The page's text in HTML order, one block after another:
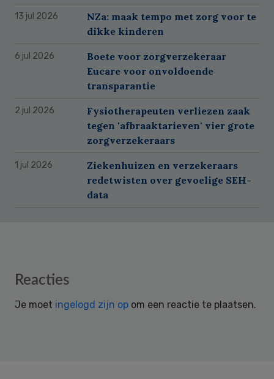
13 jul 2026
NZa: maak tempo met zorg voor te
dikke kinderen
6 jul 2026
Boete voor zorgverzekeraar
Eucare voor onvoldoende
transparantie
2 jul 2026
Fysiotherapeuten verliezen zaak
tegen 'afbraaktarieven' vier grote
zorgverzekeraars
1 jul 2026
Ziekenhuizen en verzekeraars
redetwisten over gevoelige SEH-
data
Reader
Reacties
Je moet ingelogd zijn op om een reactie te plaatsen.